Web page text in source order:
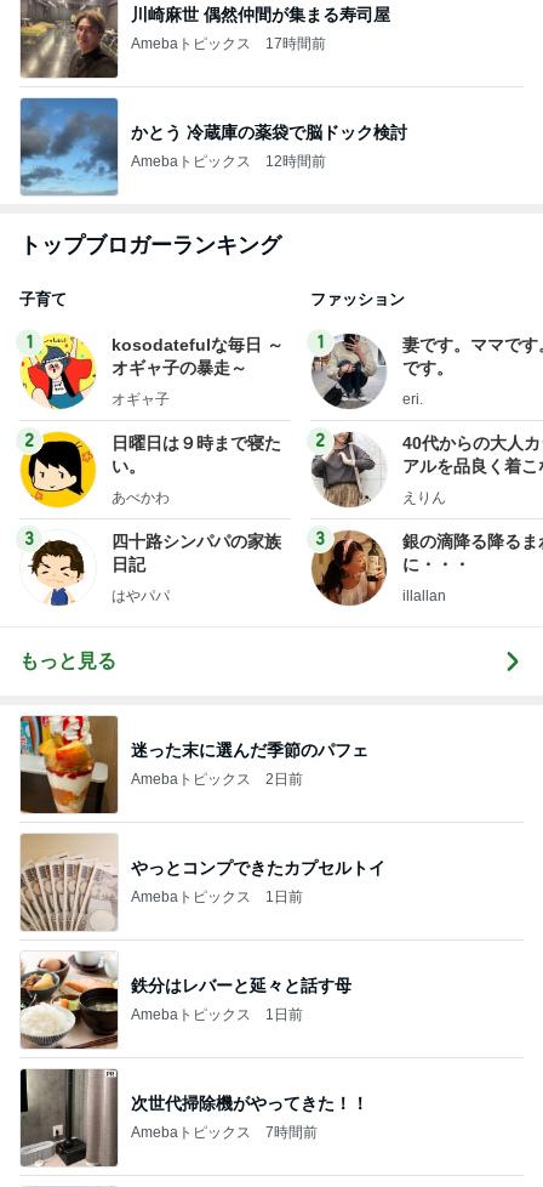
川崎麻世 偶然仲間が集まる寿司屋
Amebaトピックス 17時間前
かとう 冷蔵庫の薬袋で脳ドック検討
Amebaトピックス 12時間前
トップブロガーランキング
子育て
1
kosodatefulな毎日 ～
オギャ子の暴走～
オギャ子
2
日曜日は９時まで寝た
い。
あべかわ
3
四十路シンパパの家族
日記
はやパパ
ファッション
1
妻です。ママです
です。
eri.
2
40代からの大人
アルを品良く着こ
ファッションブロ
えりん
3
銀の滴降る降るま
に・・・
illallan
もっと見る
迷った末に選んだ季節のパフェ
Amebaトピックス 2日前
やっとコンプできたカプセルトイ
Amebaトピックス 1日前
鉄分はレバーと延々と話す母
Amebaトピックス 1日前
次世代掃除機がやってきた！！
Amebaトピックス 7時間前